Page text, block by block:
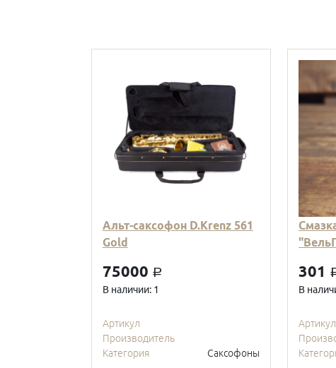
Альт-саксофон D.Krenz 561
Gold
75000 a
В наличии: 1
Артикул
Производитель
Категория
Саксофоны
301
В
Артикул